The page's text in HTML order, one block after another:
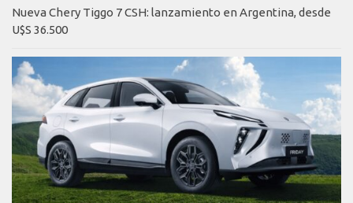
Nueva Chery Tiggo 7 CSH: lanzamiento en Argentina, desde
U$S 36.500